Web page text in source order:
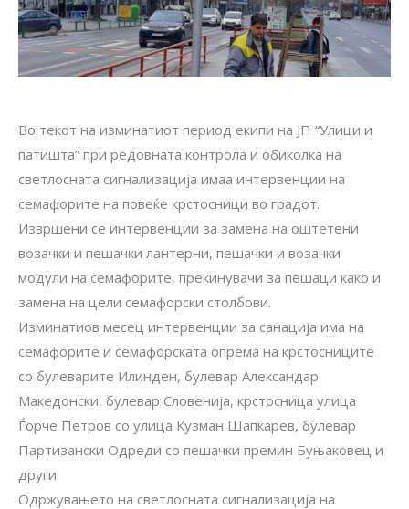
Во текот на изминатиот период екипи на ЈП “Улици и
патишта” при редовната контрола и обиколка на
светлосната сигнализација имаа интервенции на
семафорите на повеќе крстосници во градот.
Извршени се интервенции за замена на оштетени
возачки и пешачки лантерни, пешачки и возачки
модули на семафорите, прекинувачи за пешаци како и
замена на цели семафорски столбови.
Изминатиов месец интервенции за санација има на
семафорите и семафорската опрема на крстосниците
со булеварите Илинден, булевар Александар
Македонски, булевар Словенија, крстосница улица
Ѓорче Петров со улица Кузман Шапкарев, булевар
Партизански Одреди со пешачки премин Буњаковец и
други.
Одржувањето на светлосната сигнализација на